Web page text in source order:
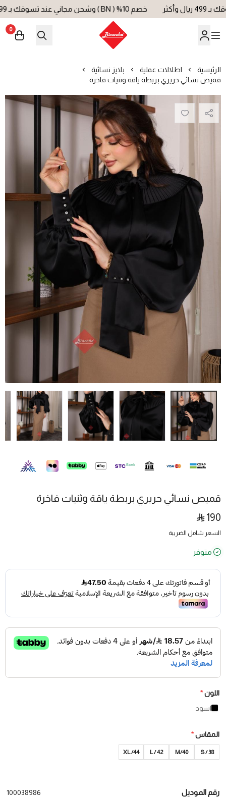
خصم 10% ( BN ) وشحن مجاني عند تسوقك بـ 499 ريال وأكثر
بينوش | Binoche
0
الرئيسية اطلالات عملية
بلايز نسائية
قميص نسائي حريري بربطة ياقة وثنيات فاخرة
قميص نسائي حريري بربطة ياقة وثنيات فاخرة
190
السعر شامل الضريبة
متوفر
اللون*
اسود
المقاس*
38 / S
M/40
L / 42
XL /44
رقم الموديل 100038986